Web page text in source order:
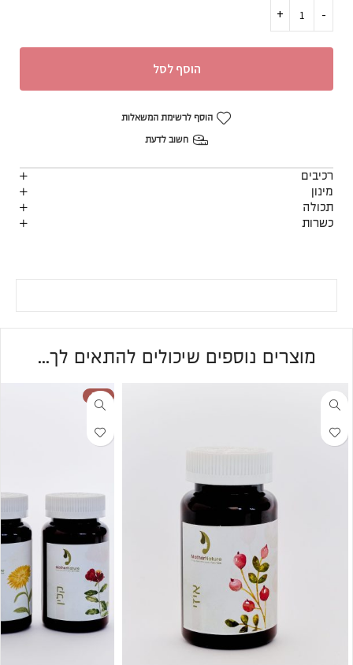
הוסף לסל
הוסף לרשימת המשאלות
חשוב לדעת
רכיבים
מינון
תכולה
כשרות
מוצרים נוספים שיכולים להתאים לך...
-17%